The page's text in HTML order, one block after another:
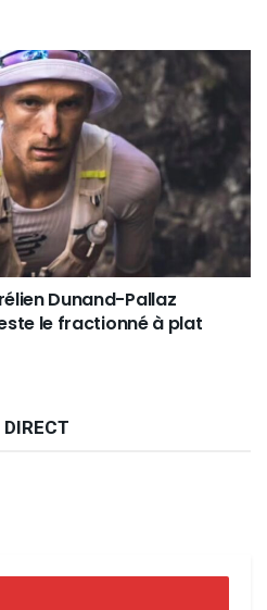
Dunand-Pallaz
le fractionné à plat